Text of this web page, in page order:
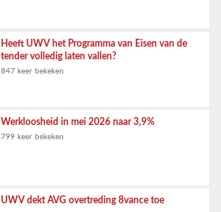
Heeft UWV het Programma van Eisen van de
tender volledig laten vallen?
847 keer bekeken
Werkloosheid in mei 2026 naar 3,9%
799 keer bekeken
UWV dekt AVG overtreding 8vance toe